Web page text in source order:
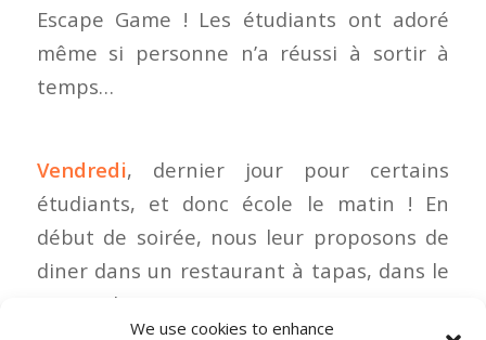
We use cookies to enhance
Escape Game ! Les étudiants ont adoré
même si personne n’a réussi à sortir à
temps…
Vendredi, dernier jour pour certains
étudiants, et donc école le matin ! En
début de soirée, nous leur proposons de
diner dans un restaurant à tapas, dans le
centre de Nice.